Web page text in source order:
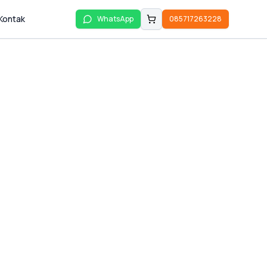
WhatsApp 085717263228